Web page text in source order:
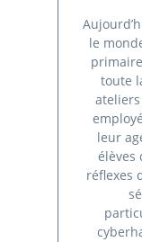
le
toute
ateliers
leur
élèves
réflexes